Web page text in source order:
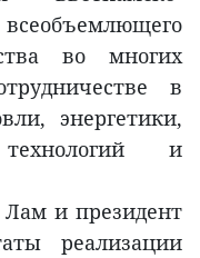
во многих
в
энергетики,
и
Лам и президент
реализации